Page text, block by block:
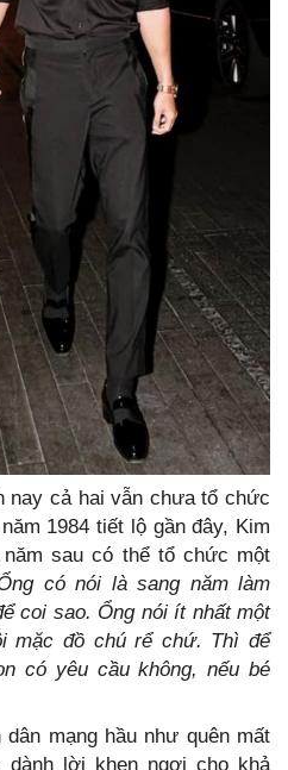
nay cả hai vẫn chưa tổ chức
1984 tiết lộ gần đây, Kim
sau có thể tổ chức một
có nói là sang năm làm
coi sao. Ổng nói ít nhất một
mặc đồ chú rể chứ. Thì để
có yêu cầu không, nếu bé
mạng hầu như quên mất
lời khen ngợi cho khả